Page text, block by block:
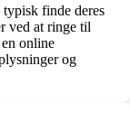
finde deres
ved at ringe til
online
og